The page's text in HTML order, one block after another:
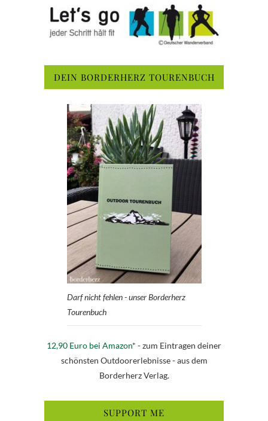
DEIN BORDERHERZ TOURENBUCH
Darf nicht fehlen - unser Borderherz
Tourenbuch
12,90 Euro bei Amazon* - zum Eintragen deiner
schönsten Outdoorerlebnisse - aus dem
Borderherz Verlag.
SUPPORT ME